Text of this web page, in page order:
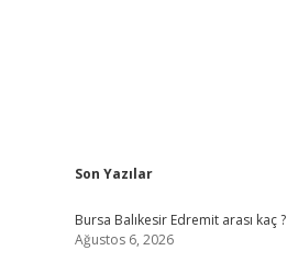
Sidebar
Son Yazılar
Bursa Balıkesir Edremit arası kaç ?
Ağustos 6, 2026